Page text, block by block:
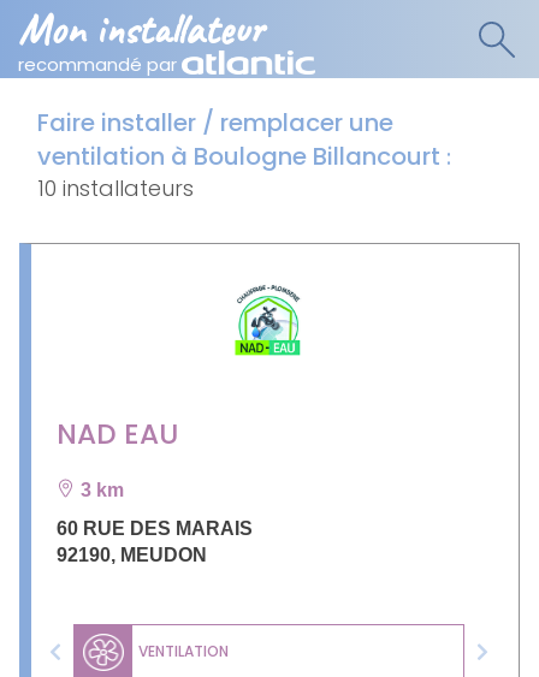
Mon installateur
recommandé par
Faire installer / remplacer une
ventilation à Boulogne Billancourt :
10 installateurs
NAD EAU
3 km
60 RUE DES MARAIS
92190, MEUDON
VENTILATION
Previous Next